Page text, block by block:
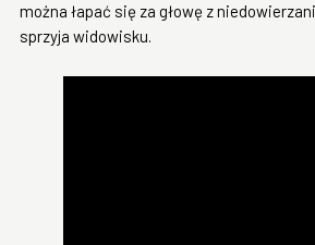
można łapać się za głowę z
sprzyja widowisku.